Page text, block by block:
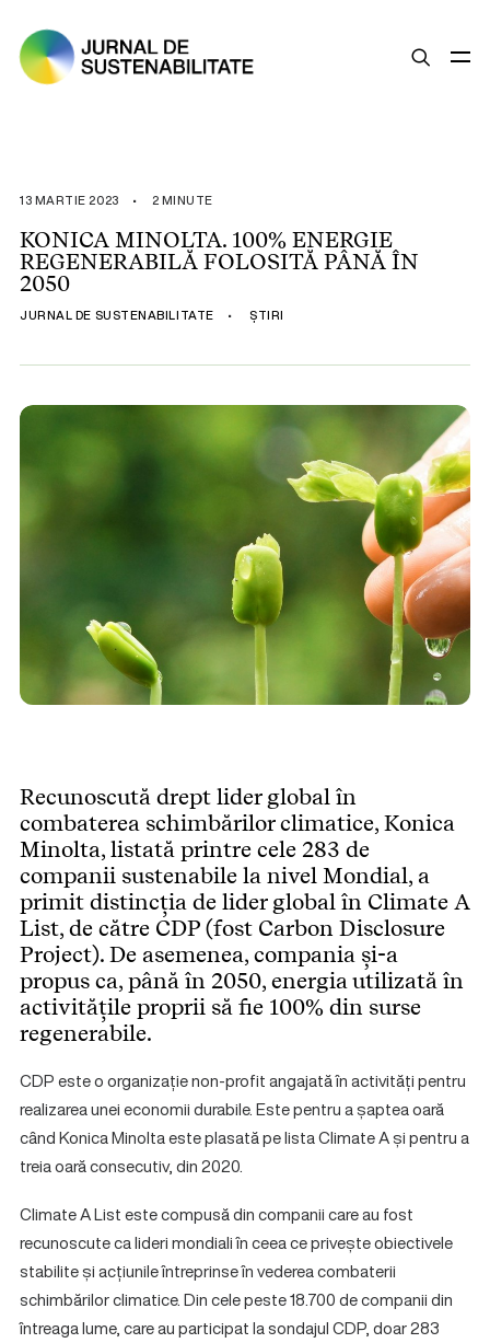
ȘTIRI
OPINII
ESG
COMPANII SUSTENABILE
13 MARTIE 2023 • 2 MINUTE
KONICA MINOLTA. 100% ENERGIE
REGENERABILĂ FOLOSITĂ PÂNĂ ÎN
2050
JURNAL DE SUSTENABILITATE • ȘTIRI
Recunoscută drept lider global în
combaterea schimbărilor climatice, Konica
Minolta, listată printre cele 283 de
companii sustenabile la nivel Mondial, a
primit distincția de lider global în Climate A
List, de către CDP (fost Carbon Disclosure
Project). De asemenea, compania și-a
propus ca, până în 2050, energia utilizată în
activitățile proprii să fie 100% din surse
regenerabile.
CDP este o organizație non-profit angajată în activități pentru
realizarea unei economii durabile. Este pentru a șaptea oară
când Konica Minolta este plasată pe lista Climate A și pentru a
treia oară consecutiv, din 2020.
Climate A List este compusă din companii care au fost
recunoscute ca lideri mondiali în ceea ce privește obiectivele
stabilite și acțiunile întreprinse în vederea combaterii
schimbărilor climatice. Din cele peste 18.700 de companii din
întreaga lume, care au participat la sondajul CDP, doar 283